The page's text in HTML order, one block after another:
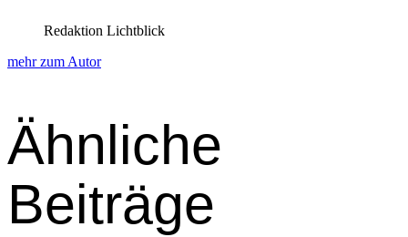
Redaktion Lichtblick
mehr zum Autor
Ähnliche
Beiträge